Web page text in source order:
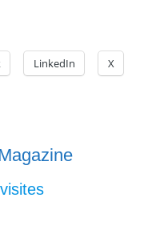
et il est ouvert
2020. Il y a un
LinkedIn X